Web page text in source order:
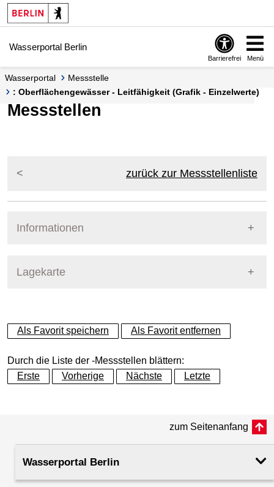
Springe zur Navigation
Springe zum Inhalt
Wasserportal Berlin
Barrierefrei Menü
Wasserportal
Messstelle
: Oberflächengewässer - Leitfähigkeit (Grafik - Einzelwerte)
Messstellen
zurück zur Messstellenliste
Informationen
Lagekarte
+
−
Als Favorit speichern Als Favorit entfernen
Durch die Liste der -Messstellen blättern:
Erste
Vorherige Nächste Letzte
zum Seitenanfang
Wasserportal Berlin